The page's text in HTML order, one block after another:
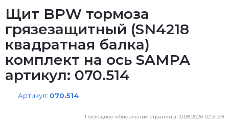
Щит BPW тормоза
грязезащитный (SN4218
квадратная балка)
комплект на ось SAMPA
артикул: 070.514
Артикул: 070.514
Последнее обновление страницы 10.08.2026 02:31:29